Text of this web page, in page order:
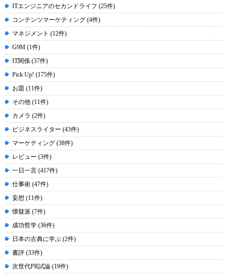
ITエンジニアのセカンドライフ (25件)
コンテンツマーケティング (4件)
マネジメント (12件)
G9M (1件)
IT関係 (37件)
Pick Up! (175件)
お題 (11件)
その他 (11件)
カメラ (2件)
ビジネスライター (43件)
マーケティング (38件)
レビュー (3件)
一日一言 (417件)
仕事術 (47件)
妄想 (11件)
懐疑派 (7件)
成功哲学 (36件)
日本の古典に学ぶ (2件)
書評 (33件)
次世代PR試論 (19件)